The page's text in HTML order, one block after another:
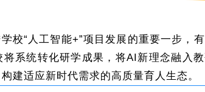
校“人工智能+”项目发展的重要一步，
系统转化研学成果，将AI新理念融入
建适应新时代需求的高质量育人生态。